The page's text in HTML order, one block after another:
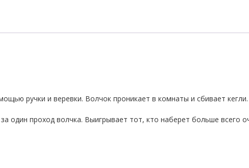
ручки и веревки. Волчок проникает в комнаты и сбивает кегли.
один проход волчка. Выигрывает тот, кто наберет больше всего